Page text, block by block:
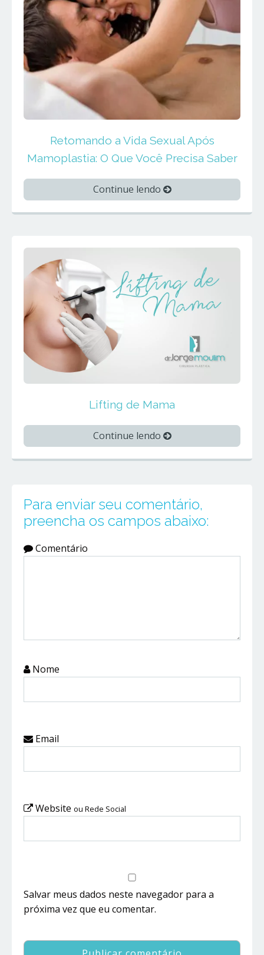
Retomando a Vida Sexual Após
Mamoplastia: O Que Você Precisa Saber
Continue lendo
Lifting de Mama
Continue lendo
Para enviar seu comentário,
preencha os campos abaixo:
Comentário
Nome
Email
Website ou Rede Social
Salvar meus dados neste navegador para a
próxima vez que eu comentar.